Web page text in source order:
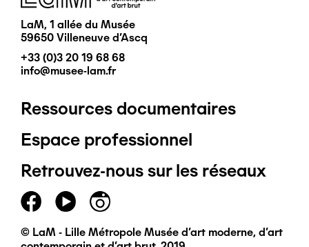
LaM, 1 allée du Musée
59650 Villeneuve d'Ascq
+33 (0)3 20 19 68 68
info@musee-lam.fr
Pied
de
page
principal
Ressources documentaires
Espace professionnel
Retrouvez-nous sur les réseaux
© LaM - Lille Métropole Musée d'art moderne, d'art